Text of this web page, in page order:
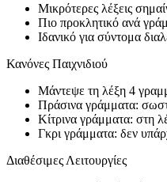
Μικρότερες λέξεις
Πιο προκλητικό ανά
Ιδανικό για σύντομα
Κανόνες Παιχνιδιού
Μάντεψε τη λέξη 4
Πράσινα γράμματα:
Κίτρινα γράμματα: στη
Γκρι γράμματα: δεν
Διαθέσιμες Λειτουργίες